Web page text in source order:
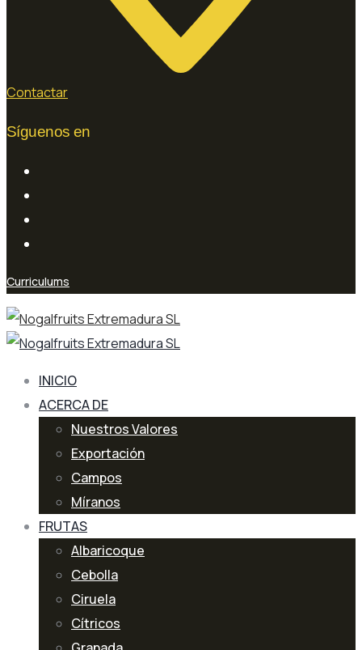
Contactar
Síguenos en
Curriculums
INICIO
ACERCA DE
Nuestros Valores
Exportación
Campos
Míranos
FRUTAS
Albaricoque
Cebolla
Ciruela
Cítricos